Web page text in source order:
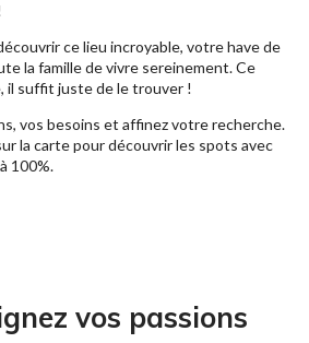
ce lieu incroyable, votre have de
la famille de vivre sereinement. Ce
il suffit juste de le trouver !
vos besoins et affinez votre recherche.
la carte pour découvrir les spots avec
100%.
vos passions